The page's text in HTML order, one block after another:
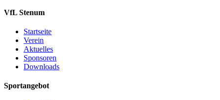
VfL Stenum
Startseite
Verein
Aktuelles
Sponsoren
Downloads
Sportangebot